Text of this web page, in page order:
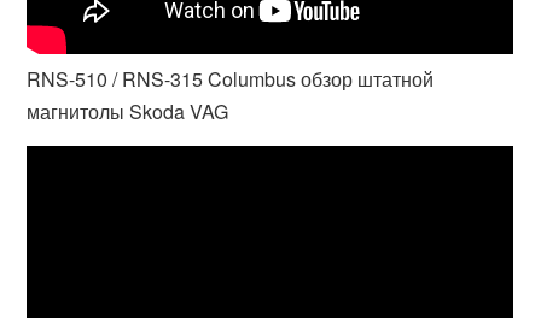
RNS-510 / RNS-315 Columbus обзор штатной
магнитолы Skoda VAG